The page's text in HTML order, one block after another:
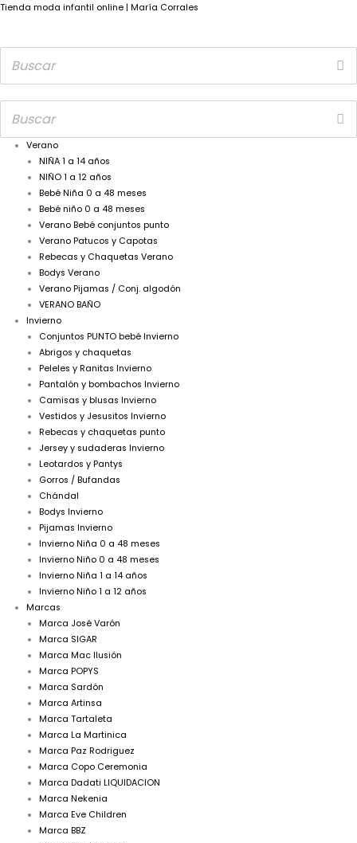
Tienda moda infantil online | María Corrales
Verano
NIÑA 1 a 14 años
NIÑO 1 a 12 años
Bebé Niña 0 a 48 meses
Bebé niño 0 a 48 meses
Verano Bebé conjuntos punto
Verano Patucos y Capotas
Rebecas y Chaquetas Verano
Bodys Verano
Verano Pijamas / Conj. algodón
VERANO BAÑO
Invierno
Conjuntos PUNTO bebé Invierno
Abrigos y chaquetas
Peleles y Ranitas Invierno
Pantalón y bombachos Invierno
Camisas y blusas Invierno
Vestidos y Jesusitos Invierno
Rebecas y chaquetas punto
Jersey y sudaderas Invierno
Leotardos y Pantys
Gorros / Bufandas
Chándal
Bodys Invierno
Pijamas Invierno
Invierno Niña 0 a 48 meses
Invierno Niño 0 a 48 meses
Invierno Niña 1 a 14 años
Invierno Niño 1 a 12 años
Marcas
Marca José Varón
Marca SIGAR
Marca Mac Ilusión
Marca POPYS
Marca Sardón
Marca Artinsa
Marca Tartaleta
Marca La Martinica
Marca Paz Rodriguez
Marca Copo Ceremonia
Marca Dadati LIQUIDACION
Marca Nekenia
Marca Eve Children
Marca BBZ